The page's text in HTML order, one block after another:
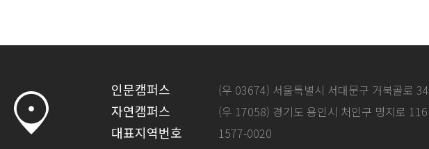
인문캠퍼스 (우 03674) 서울특별시 서대문구 거북골로 34
자연캠퍼스 (우 17058) 경기도 용인시 처인구 명지로 116
대표지역번호 1577-0020